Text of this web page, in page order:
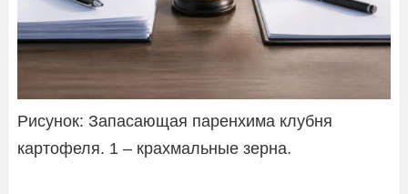
Рисунок: Запасающая паренхима клубня
картофеля. 1 – крахмальные зерна.